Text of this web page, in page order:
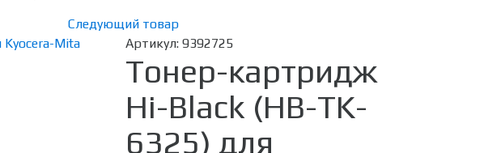
Следующий товар
Артикул: 9392725
Тонер-картридж
Hi-Black (HB-TK-
6325) для